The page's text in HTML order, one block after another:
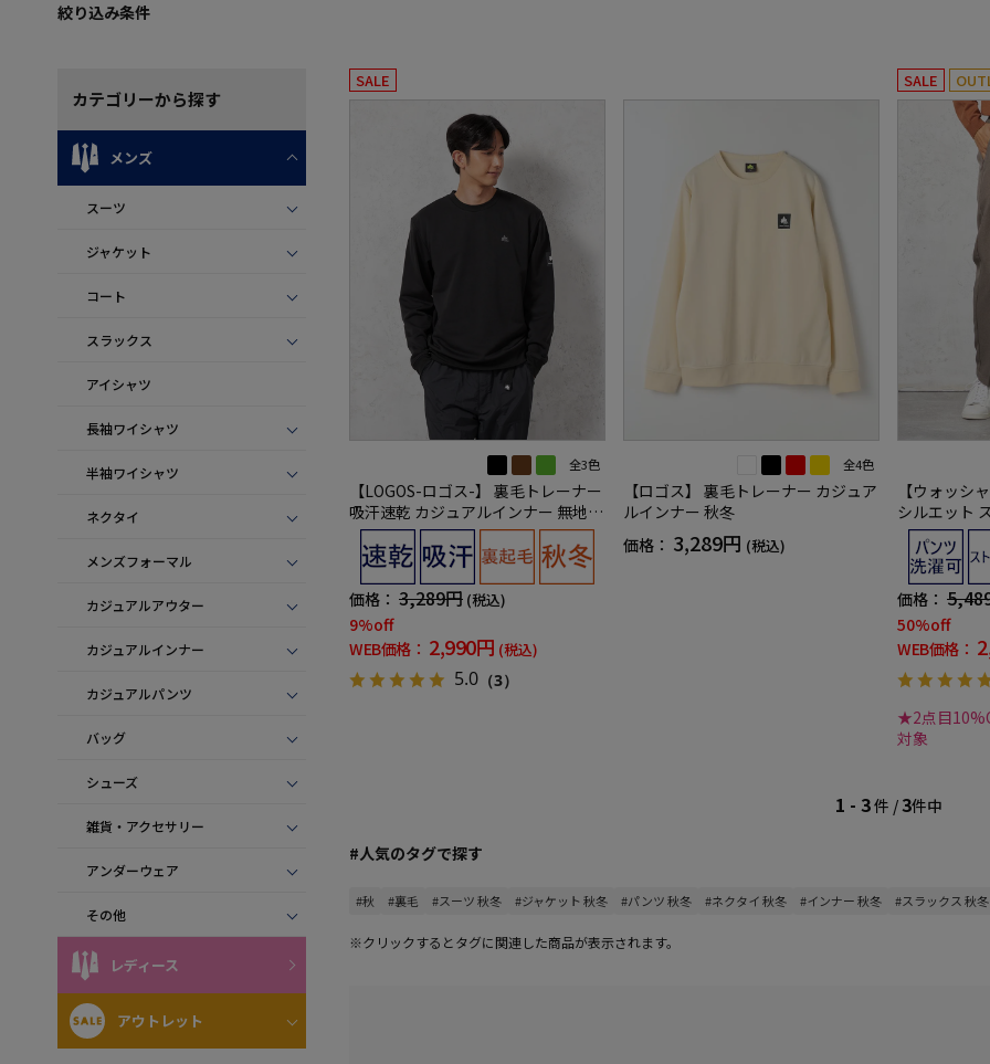
絞り込み条件
カテゴリーから探す
メンズ
スーツ
ジャケット
コート
スラックス
アイシャツ
長袖ワイシャツ
半袖ワイシャツ
ネクタイ
メンズフォーマル
カジュアルアウター
カジュアルインナー
カジュアルパンツ
バッグ
シューズ
雑貨・アクセサリー
アンダーウェア
その他
レディース
アウトレット
SALE
全3色
【LOGOS-ロゴス-】 裏毛トレーナー
吸汗速乾 カジュアルインナー 無地
秋冬
価格： 3,289円 (税込)
9%off
WEB価格： 2,990円 (税込)
5.0 （3）
全4色
【ロゴス】 裏毛トレーナー カジュア
ルインナー 秋冬
価格： 3,289円 (税込)
SALE
【ウォッシ
シルエット
無地 カジュ
秋冬
価格：
50%off
WEB価格：
★2点目
対象
1 - 3件 /3件中
#人気のタグで探す
#秋 #裏毛 #スーツ 秋冬 #ジャケット 秋冬 #パンツ 秋冬 #ネクタイ 秋冬 #インナー 秋冬 #スラックス 秋冬
※クリックするとタグに関連した商品が表示されます。